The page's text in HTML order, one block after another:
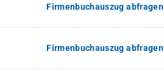
Firmenbuchauszug abfragen
Firmenbuchauszug abfragen